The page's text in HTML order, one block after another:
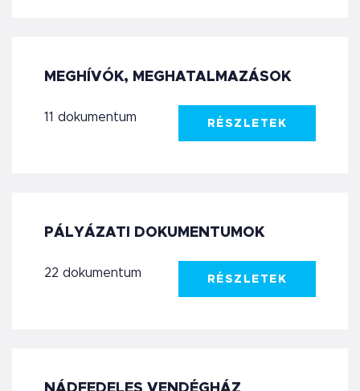
MEGHÍVÓK, MEGHATALMAZÁSOK
11 dokumentum
RÉSZLETEK
PÁLYÁZATI DOKUMENTUMOK
22 dokumentum
RÉSZLETEK